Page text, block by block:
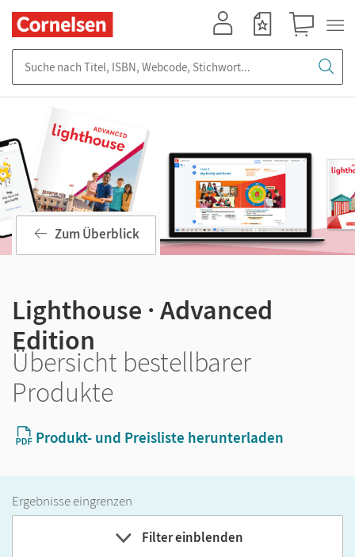
Zum Überblick
Lighthouse · Advanced
Edition
Übersicht bestellbarer
Produkte
Produkt- und Preisliste herunterladen
Ergebnisse eingrenzen
Filter einblenden